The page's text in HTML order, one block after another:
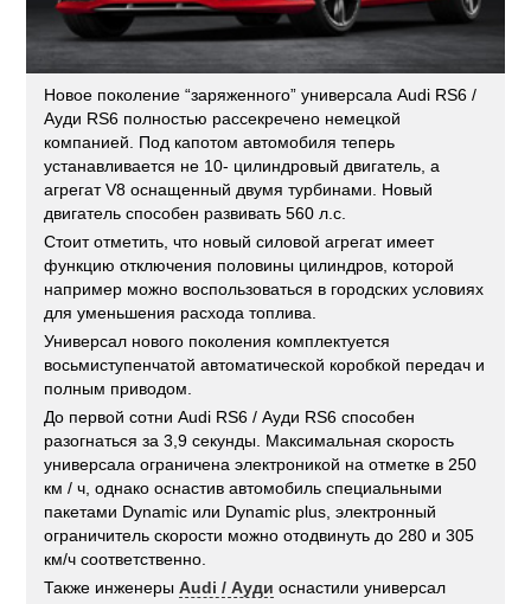
Новое поколение “заряженного” универсала Audi RS6 /
Ауди RS6 полностью рассекречено немецкой
компанией. Под капотом автомобиля теперь
устанавливается не 10- цилиндровый двигатель, а
агрегат V8 оснащенный двумя турбинами. Новый
двигатель способен развивать 560 л.с.
Стоит отметить, что новый силовой агрегат имеет
функцию отключения половины цилиндров, которой
например можно воспользоваться в городских условиях
для уменьшения расхода топлива.
Универсал нового поколения комплектуется
восьмиступенчатой автоматической коробкой передач и
полным приводом.
До первой сотни Audi RS6 / Ауди RS6 способен
разогнаться за 3,9 секунды. Максимальная скорость
универсала ограничена электроникой на отметке в 250
км / ч, однако оснастив автомобиль специальными
пакетами Dynamic или Dynamic plus, электронный
ограничитель скорости можно отодвинуть до 280 и 305
км/ч соответственно.
Также инженерыAudi / Ауди оснастили универсал